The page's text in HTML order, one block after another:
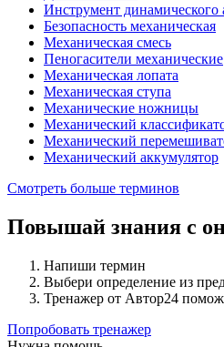
Инструмент динамического
Безопасность механическая
Механическая смесь
Пеногасители механические
Механическая лопата
Механическая ступа
Механические ножницы
Механический
Механический
Механический аккумулятор
Смотреть больше терминов
Повышай знания с
Напиши термин
Выбери определение из
Тренажер от Автор24
Попробовать тренажер